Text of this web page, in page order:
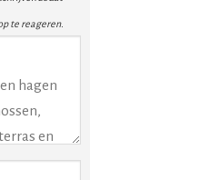
te reageren.